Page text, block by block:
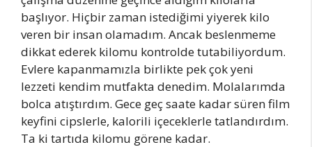
başlıyor. Hiçbir zaman istediğimi yiyerek kilo
veren bir insan olamadım. Ancak beslenmeme
dikkat ederek kilomu kontrolde tutabiliyordum.
Evlere kapanmamızla birlikte pek çok yeni
lezzeti kendim mutfakta denedim. Molalarımda
bolca atıştırdım. Gece geç saate kadar süren film
keyfini cipslerle, kalorili içeceklerle tatlandırdım.
Ta ki tartıda kilomu görene kadar.